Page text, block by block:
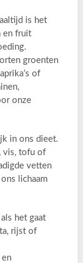
is het
en fruit
groenten
of
onze
in ons dieet.
vis, tofu of
vetten
lichaam
het gaat
rijst of
en